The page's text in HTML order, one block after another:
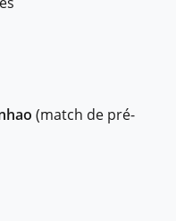
(match de pré-